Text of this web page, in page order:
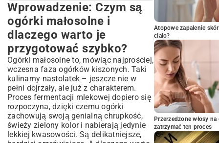
Wprowadzenie: Czym są ogórki
małosolne i dlaczego warto je
przygotować szybko?
Podstawy Idealnych Ogórków
Małosolnych
Wybór najlepszych ogórków: na co zwrócić
uwagę?
Niezbędne składniki: lista zakupów
Przygotowanie zalewy: sekrety smaku
Szybki Przepis na Ogórki Małosolne
Krok po Kroku
Mycie i przygotowanie ogórków do
kiszenia
Układanie w słoikach: jak to zrobić
Wprowadzenie: Czym są
ogórki małosolne i
dlaczego warto je
przygotować szybko?
Ogórki małosolne to, mówiąc najprościej,
wczesna faza ogórków kiszonych. Taki
kulinarny nastolatek – jeszcze nie w
pełni dojrzały, ale już z charakterem.
Proces fermentacji mlekowej dopiero się
rozpoczyna, dzięki czemu ogórki
zachowują swoją genialną chrupkość,
świeży zielony kolor i nabierają jedynie
lekkiej kwasowości. Są delikatniejsze,
Atopowe zapalenie
ciało?
Przerzedzone włosy
zatrzymać ten proces